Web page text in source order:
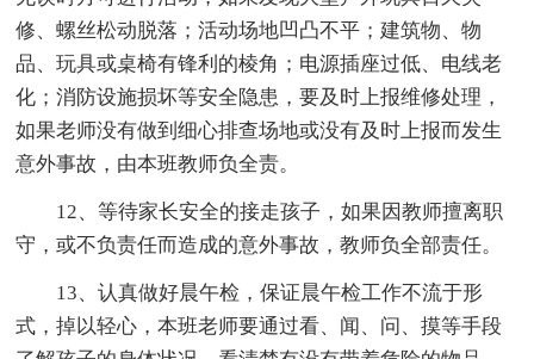
修、螺丝松动脱落；活动场地凹凸不平；建筑物、物
品、玩具或桌椅有锋利的棱角；电源插座过低、电线老
化；消防设施损坏等安全隐患，要及时上报维修处理，
如果老师没有做到细心排查场地或没有及时上报而发生
意外事故，由本班教师负全责。
12、等待家长安全的接走孩子，如果因教师擅离职
守，或不负责任而造成的意外事故，教师负全部责任。
13、认真做好晨午检，保证晨午检工作不流于形
式，掉以轻心，本班老师要通过看、闻、问、摸等手段